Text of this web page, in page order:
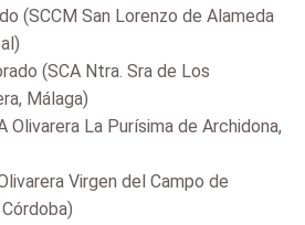
(SCCM San Lorenzo de Alameda
(SCA Ntra. Sra de Los
Málaga)
Olivarera La Purísima de Archidona,
Virgen del Campo de